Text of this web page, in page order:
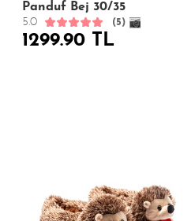
Panduf Bej 30/35
5.0 (5)
1299.90 TL